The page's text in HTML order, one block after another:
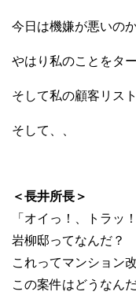
今日は機嫌が悪いの
やはり私のことをタ
そして私の顧客リス
そして、、
＜長井所長＞
「オイっ！、トラッ！
岩柳邸ってなんだ？
これってマンション
この案件はどうなんだ